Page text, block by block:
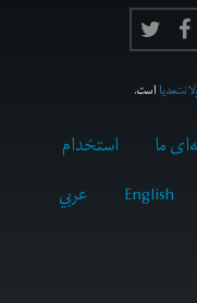
است.
ما
استخدام
English
عربي